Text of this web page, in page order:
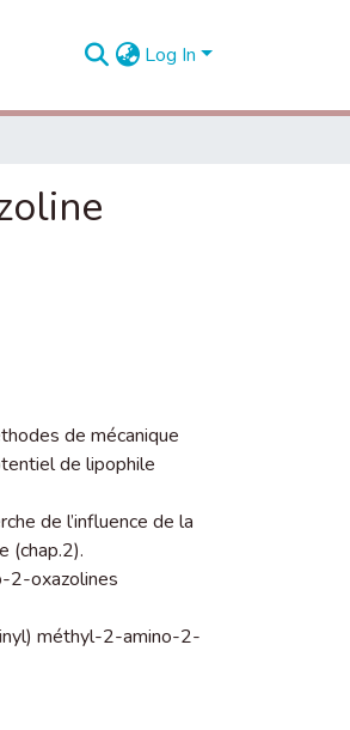
Log In
de mécanique
de lipophile
de l’influence de la
(chap.2).
2-oxazolines
méthyl-2-amino-2-